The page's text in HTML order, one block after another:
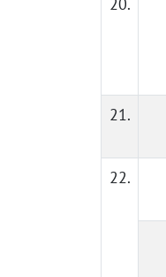
21.
22.